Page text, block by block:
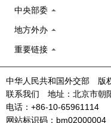
中央部委
地方外办
重要链接
中华人民共和国外交部 版
联系我们 地址：北京市朝
电话：+86-10-65961114
网站标识码：bm02000004